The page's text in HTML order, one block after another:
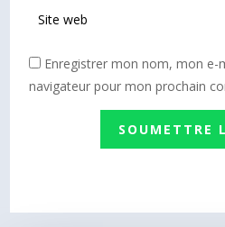
Enregistrer mon nom, mon e-
navigateur pour mon prochain
SOUMETTRE